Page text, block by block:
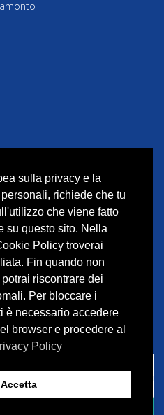
sulla privacy e la
richiede che tu
che viene fatto
su questo sito. Nella
Policy troverai
Fin quando non
riscontrare dei
Per bloccare i
è necessario accedere
browser e procedere al
Policy
Accetta